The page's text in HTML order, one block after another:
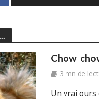
Chow-
3 mn de
Un vrai ours